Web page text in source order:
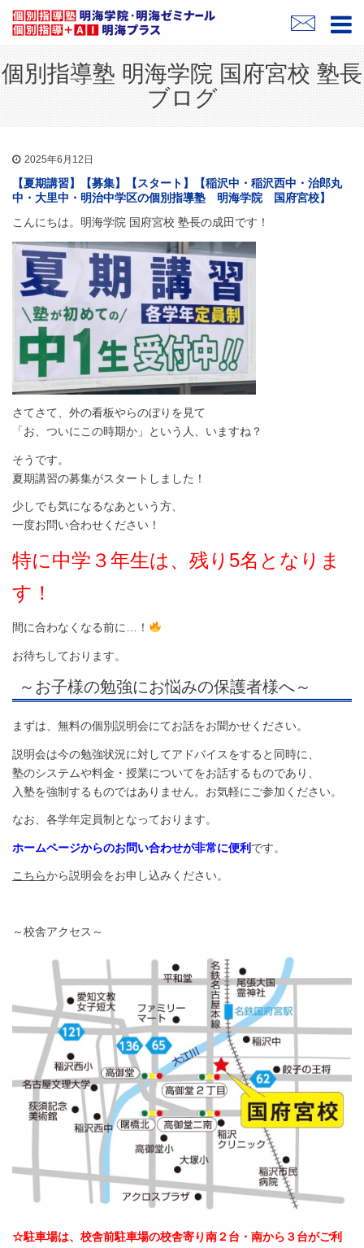
個別指導塾 明海学院 国府宮校 塾長
ブログ
2025年6月12日
【夏期講習】【募集】【スタート】【稲沢中・稲沢西中・治郎丸
中・大里中・明治中学区の個別指導塾 明海学院 国府宮校】
こんにちは。明海学院 国府宮校 塾長の成田です！
さてさて、外の看板やらのぼりを見て
「お、ついにこの時期か」という人、いますね？
そうです。
夏期講習の募集がスタートしました！
少しでも気になるなあという方、
一度お問い合わせください！
特に中学３年生は、残り5名となりま
す！
間に合わなくなる前に…！
お待ちしております。
～お子様の勉強にお悩みの保護者様へ～
まずは、無料の個別説明会にてお話をお聞かせください。
説明会は今の勉強状況に対してアドバイスをすると同時に、
塾のシステムや料金・授業についてをお話するものであり、
入塾を強制するものではありません。お気軽にご参加ください。
なお、各学年定員制となっております。
ホームページからのお問い合わせが非常に便利です。
こちらから説明会をお申し込みください。
～校舎アクセス～
☆駐車場は、校舎前駐車場の校舎寄り南２台・南から３台がご利